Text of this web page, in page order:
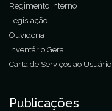
Regimento Interno
Legislação
Ouvidoria
Inventário Geral
Carta de Serviços ao Usuário
Publicações